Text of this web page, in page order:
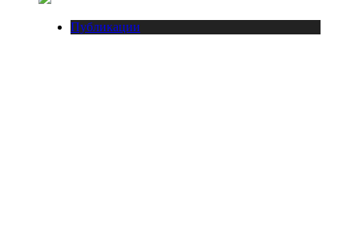
Публикации